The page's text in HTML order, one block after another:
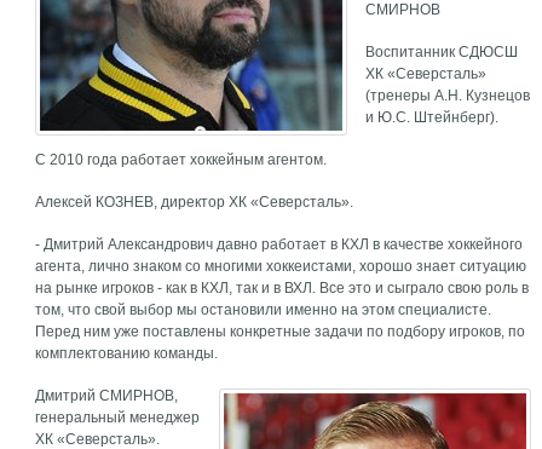
СМИРНОВ
Воспитанник СДЮСШ
ХК «Северсталь»
(тренеры А.Н. Кузнецов
и Ю.С. Штейнберг).
С 2010 года работает хоккейным агентом.
Алексей КОЗНЕВ, директор ХК «Северсталь».
- Дмитрий Александрович давно работает в КХЛ в качестве хоккейного
агента, лично знаком со многими хоккеистами, хорошо знает ситуацию
на рынке игроков - как в КХЛ, так и в ВХЛ. Все это и сыграло свою роль в
том, что свой выбор мы остановили именно на этом специалисте.
Перед ним уже поставлены конкретные задачи по подбору игроков, по
комплектованию команды.
Дмитрий СМИРНОВ,
генеральный менеджер
ХК «Северсталь».